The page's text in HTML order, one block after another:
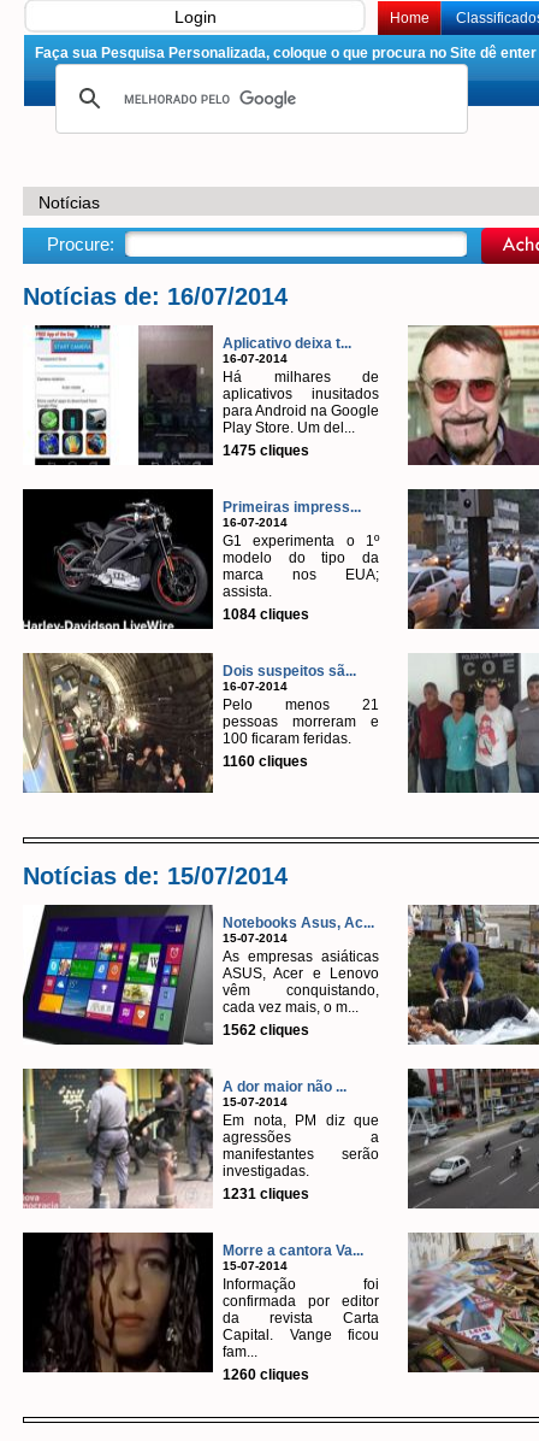
Login Home
Faça sua Pesquisa Personalizada, coloque o que procura no Site dê
Notícias
Procure:
Notícias de: 16/07/2014
Aplicativo deixa t...
16-07-2014
Há milhares de
aplicativos inusitados
para Android na Google
Play Store. Um del...
1475 cliques
Primeiras impress...
16-07-2014
G1 experimenta o 1º
modelo do tipo da
marca nos EUA;
assista.
1084 cliques
Dois suspeitos sã...
16-07-2014
Pelo menos 21
pessoas morreram e
100 ficaram feridas.
1160 cliques
Notícias de: 15/07/2014
Notebooks Asus, Ac...
15-07-2014
As empresas asiáticas
ASUS, Acer e Lenovo
vêm conquistando,
cada vez mais, o m...
1562 cliques
A dor maior não ...
15-07-2014
Em nota, PM diz que
agressões a
manifestantes serão
investigadas.
1231 cliques
Morre a cantora Va...
15-07-2014
Informação foi
confirmada por editor
da revista Carta
Capital. Vange ficou
fam...
1260 cliques